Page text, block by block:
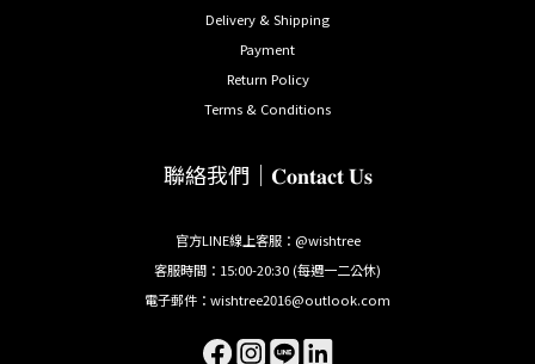
Delivery & Shipping
Payment
Return Policy
Terms & Conditions
聯絡我們｜𝐂𝐨𝐧𝐭𝐚𝐜𝐭 𝐔𝐬
官方LINE線上客服：@wishtree
客服時間：15:00-20:30 (每週一二公休)
電子郵件：wishtree2016@outlook.com